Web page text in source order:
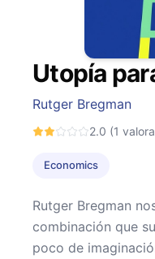
Utopía
Rutger Bregman
2.0 (1
Economics
Rutger Bregman
combinación que
poco de